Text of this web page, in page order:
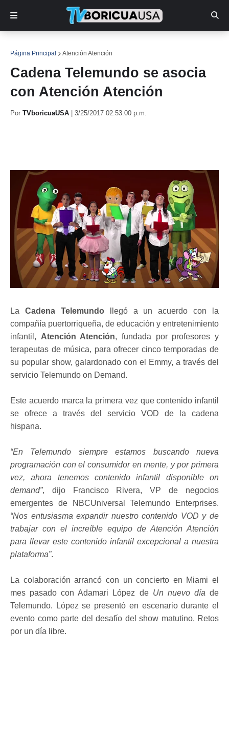
Página Principal Atención Atención
Cadena Telemundo se asocia
con Atención Atención
Por TVboricuaUSA 3/25/2017 02:53:00 p.m.
La Cadena Telemundollegó a un acuerdo con la
compañía puertorriqueña, de educación y entretenimiento
infantil, Atención Atención, fundada por profesores y
terapeutas de música, para ofrecer cinco temporadas de
su popular show, galardonado con el Emmy, a través del
servicio Telemundo on Demand.
Este acuerdo marca la primera vez que contenido infantil
se ofrece a través del servicio VOD de la cadena
hispana.
“En Telemundo siempre estamos buscando nueva
programación con el consumidor en mente, y por primera
vez, ahora tenemos contenido infantil disponible on
demand”, dijo Francisco Rivera, VP de negocios
emergentes de NBCUniversal Telemundo Enterprises.
“Nos entusiasma expandir nuestro contenido VOD y de
trabajar con el increíble equipo de Atención Atención
para llevar este contenido infantil excepcional a nuestra
plataforma”.
La colaboración arrancó con un concierto en Miami el
mes pasado con Adamari López de Un nuevo día de
Telemundo. López se presentó en escenario durante el
evento como parte del desafío del show matutino, Retos
por un día libre.